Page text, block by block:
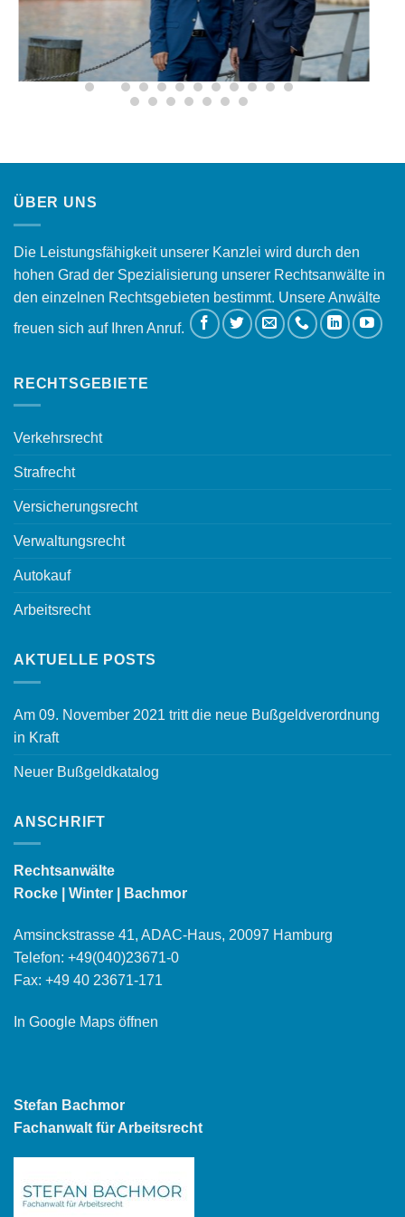
ÜBER UNS
Die Leistungsfähigkeit unserer Kanzlei wird durch den
hohen Grad der Spezialisierung unserer Rechtsanwälte in
den einzelnen Rechtsgebieten bestimmt. Unsere Anwälte
freuen sich auf Ihren Anruf.
RECHTSGEBIETE
Verkehrsrecht
Strafrecht
Versicherungsrecht
Verwaltungsrecht
Autokauf
Arbeitsrecht
AKTUELLE POSTS
Am 09. November 2021 tritt die neue Bußgeldverordnung
in Kraft
Neuer Bußgeldkatalog
ANSCHRIFT
Rechtsanwälte
Rocke | Winter | Bachmor
Amsinckstrasse 41, ADAC-Haus, 20097 Hamburg
Telefon: +49(040)23671-0
Fax: +49 40 23671-171
In Google Maps öffnen
Stefan Bachmor
Fachanwalt für Arbeitsrecht